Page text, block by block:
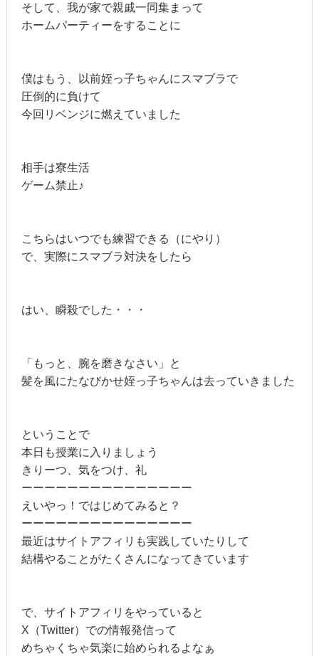
そして、我が家で親戚一同集まって
ホームパーティーをすることに
僕はもう、以前姪っ子ちゃんにスマブラで
圧倒的に負けて
今回リベンジに燃えていました
相手は寮生活
ゲーム禁止♪
こちらはいつでも練習できる（にやり）
で、実際にスマブラ対決をしたら
はい、瞬殺でした・・・
「もっと、腕を磨きなさい」と
髪を風にたなびかせ姪っ子ちゃんは去っていきました
ということで
本日も授業に入りましょう
きりーつ、気をつけ、礼
ーーーーーーーーーーーーーーー
えいやっ！ではじめてみると？
ーーーーーーーーーーーーーーー
最近はサイトアフィリも実践していたりして
結構やることがたくさんになってきています
で、サイトアフィリをやっていると
X（Twitter）での情報発信って
めちゃくちゃ気楽に始められるよなぁ